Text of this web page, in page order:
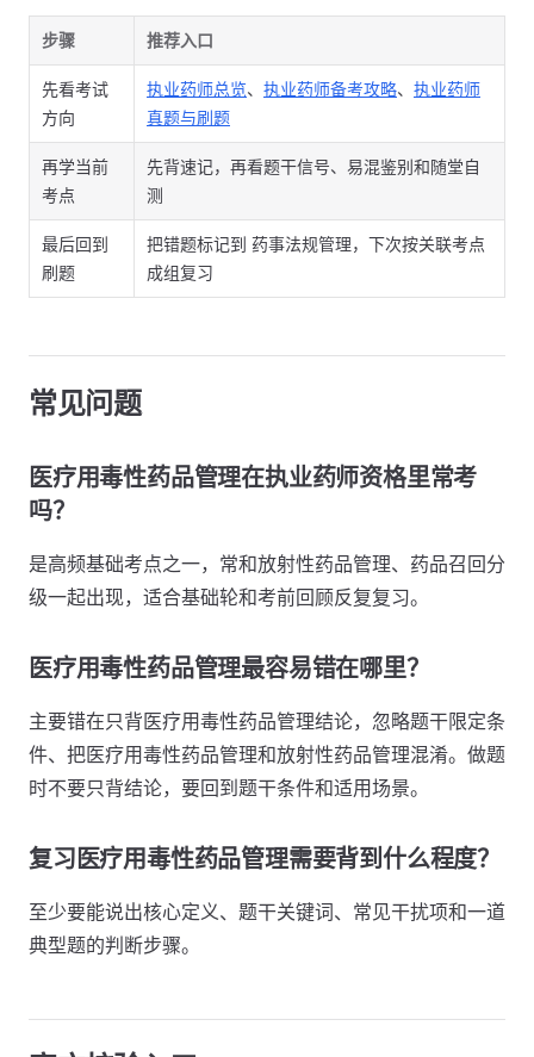
步骤 推荐入口
先看考试
方向
执业药师总览、 执业药师备考攻略、 执业药师
真题与刷题
再学当前
考点
先背速记，再看题干信号、易混鉴别和随堂自
测
最后回到
刷题
把错题标记到 药事法规管理，下次按关联考点
成组复习
常见问题
医疗用毒性药品管理在执业药师资格里常考
吗？
是高频基础考点之一，常和放射性药品管理、药品召回分
级一起出现，适合基础轮和考前回顾反复复习。
医疗用毒性药品管理最容易错在哪里？
主要错在只背医疗用毒性药品管理结论，忽略题干限定条
件、把医疗用毒性药品管理和放射性药品管理混淆。做题
时不要只背结论，要回到题干条件和适用场景。
复习医疗用毒性药品管理需要背到什么程度？
至少要能说出核心定义、题干关键词、常见干扰项和一道
典型题的判断步骤。